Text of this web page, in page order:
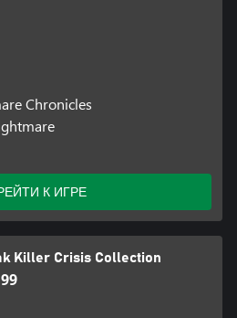
Chronicles
К ИГРЕ
Killer Crisis Collection